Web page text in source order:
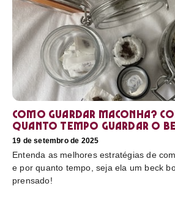
Como guardar maconha?
quanto tempo guardar o
19 de setembro de 2025
Entenda as melhores estratégias de
e por quanto tempo, seja ela um beck
prensado!